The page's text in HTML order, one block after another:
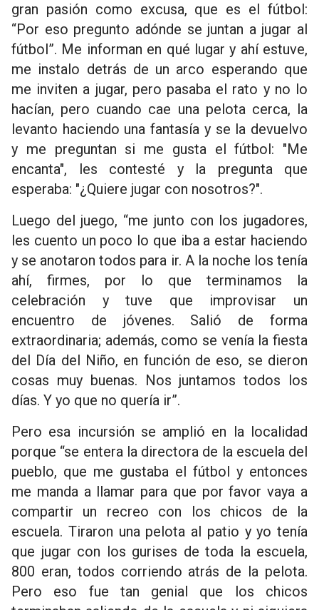
gran pasión como excusa, que es el fútbol:
“Por eso pregunto adónde se juntan a jugar al
fútbol”. Me informan en qué lugar y ahí estuve,
me instalo detrás de un arco esperando que
me inviten a jugar, pero pasaba el rato y no lo
hacían, pero cuando cae una pelota cerca, la
levanto haciendo una fantasía y se la devuelvo
y me preguntan si me gusta el fútbol: "Me
encanta", les contesté y la pregunta que
esperaba: "¿Quiere jugar con nosotros?".
Luego del juego, “me junto con los jugadores,
les cuento un poco lo que iba a estar haciendo
y se anotaron todos para ir. A la noche los tenía
ahí, firmes, por lo que terminamos la
celebración y tuve que improvisar un
encuentro de jóvenes. Salió de forma
extraordinaria; además, como se venía la fiesta
del Día del Niño, en función de eso, se dieron
cosas muy buenas. Nos juntamos todos los
días. Y yo que no quería ir”.
Pero esa incursión se amplió en la localidad
porque “se entera la directora de la escuela del
pueblo, que me gustaba el fútbol y entonces
me manda a llamar para que por favor vaya a
compartir un recreo con los chicos de la
escuela. Tiraron una pelota al patio y yo tenía
que jugar con los gurises de toda la escuela,
800 eran, todos corriendo atrás de la pelota.
Pero eso fue tan genial que los chicos